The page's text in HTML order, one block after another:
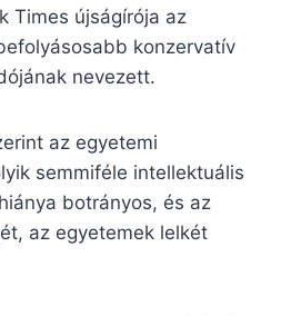
Times újságírója az
konzervatív
nevezett.
az egyetemi
semmiféle intellektuális
botrányos, és az
az egyetemek lelkét